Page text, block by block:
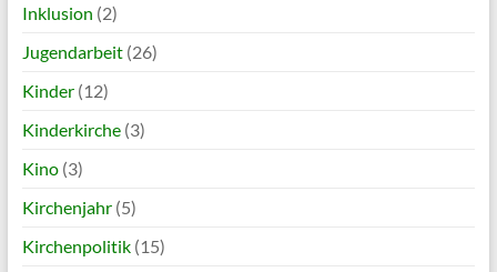
Inklusion (2)
Jugendarbeit(26)
Kinder(12)
Kinderkirche(3)
Kino(3)
Kirchenjahr(5)
Kirchenpolitik(15)